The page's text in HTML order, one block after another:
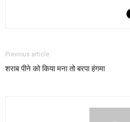
Previous article
शराब पीने को किया मना तो बरपा हंगमा